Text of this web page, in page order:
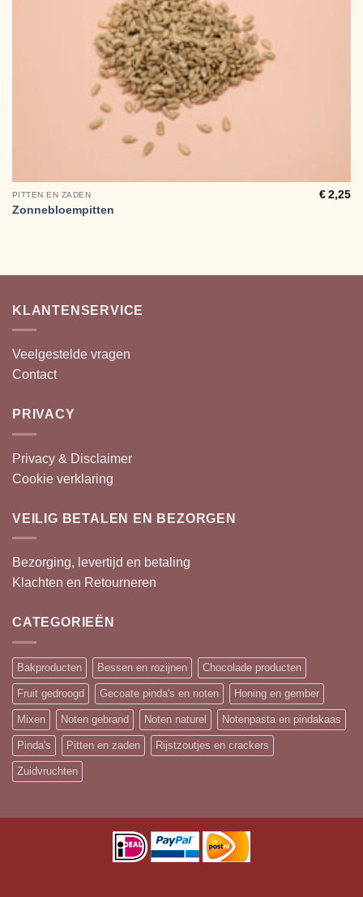
PITTEN EN ZADEN
Zonnebloempitten
€ 2,25
KLANTENSERVICE
Veelgestelde vragen
Contact
PRIVACY
Privacy & Disclaimer
Cookie verklaring
VEILIG BETALEN EN BEZORGEN
Bezorging, levertijd en betaling
Klachten en Retourneren
CATEGORIEËN
Bakproducten Bessen en rozijnen Chocolade producten
Fruit gedroogd Gecoate pinda's en noten Honing en gember
Mixen Noten gebrand Noten naturel Notenpasta en pindakaas
Pinda's Pitten en zaden Rijstzoutjes en crackers
Zuidvruchten